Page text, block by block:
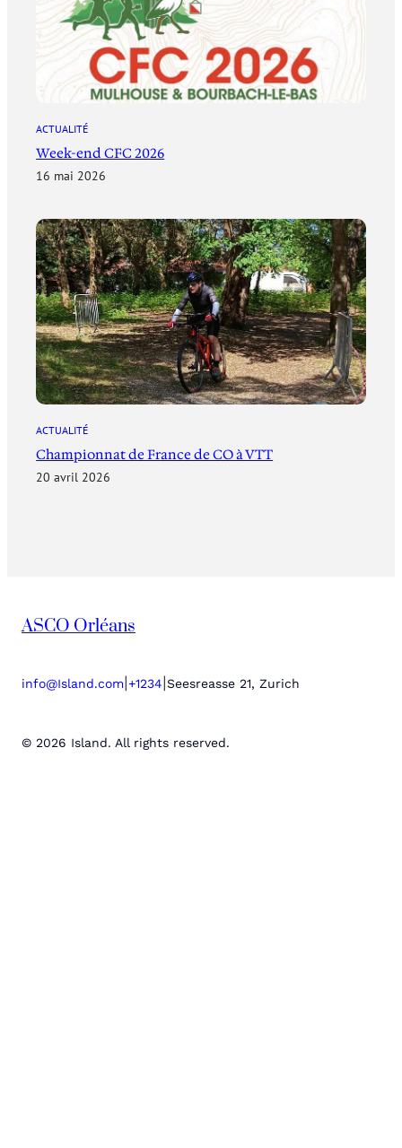
ACTUALITÉ
Week-end CFC 2026
16 mai 2026
ACTUALITÉ
Championnat de France de CO à VTT
20 avril 2026
ASCO Orléans
info@Island.com +1234 Seesreasse 21, Zurich
© 2026 Island. All rights reserved.